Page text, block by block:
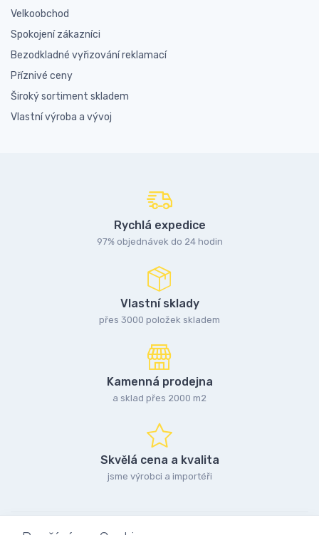
Velkoobchod
Spokojení zákazníci
Bezodkladné vyřizování reklamací
Příznivé ceny
Široký sortiment skladem
Vlastní výroba a vývoj
Rychlá expedice
97% objednávek do 24 hodin
Vlastní sklady
přes 3000 položek skladem
Kamenná prodejna
a sklad přes 2000 m2
Skvělá cena a kvalita
jsme výrobci a importéři